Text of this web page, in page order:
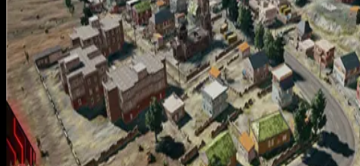
Login